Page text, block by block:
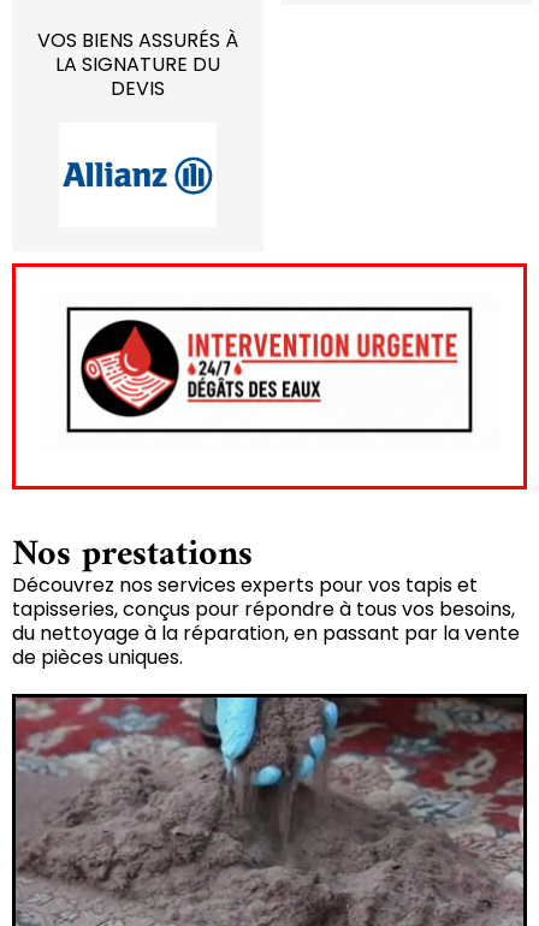
VOS BIENS ASSURÉS À
LA SIGNATURE DU
DEVIS
Nos prestations
Découvrez nos services experts pour vos tapis et
tapisseries, conçus pour répondre à tous vos besoins,
du nettoyage à la réparation, en passant par la vente
de pièces uniques.